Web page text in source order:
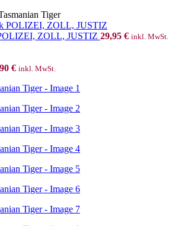
Tiger
ZOLL, JUSTIZ 29,95 € inkl. MwSt.
€ inkl. MwSt.